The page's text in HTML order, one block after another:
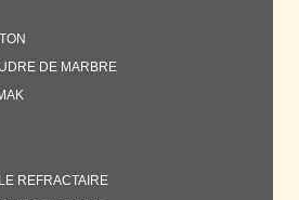
DE MARBRE
REFRACTAIRE